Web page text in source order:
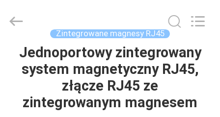
DOM
PRODUKTY
Rights
Zintegrowane magnesy RJ45
Jednoportowy zintegrowany
system magnetyczny RJ45,
złącze RJ45 ze
zintegrowanym magnesem